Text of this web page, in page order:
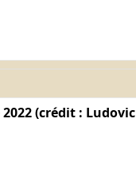
(crédit : Ludovic